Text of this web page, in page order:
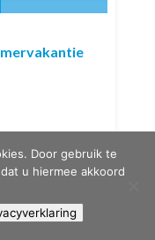
een dagje
bezig zijn
Door gebruik te
u hiermee akkoord